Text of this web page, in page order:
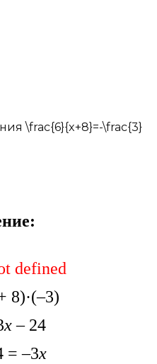
\frac{6}{x+8}=-\frac{3}
defined
8)·(–3)
х– 24
= –3х